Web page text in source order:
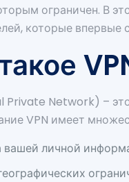
ограничен. В
которые впервые
Private Network) –
VPN имеет
личной